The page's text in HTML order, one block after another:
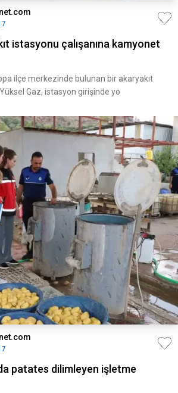
istasyonu çalışanına kamyonet
ilçe merkezinde bulunan bir akaryakıt
Gaz, istasyon girişinde yo
patates dilimleyen işletme